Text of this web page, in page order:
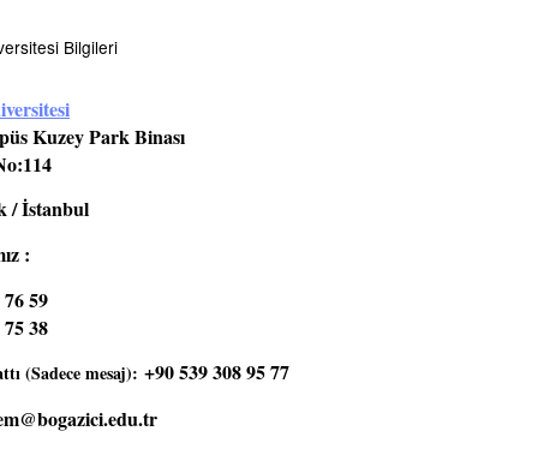
Bilgileri
Kuzey Park Binası
/ İstanbul
:
59
38
(Sadece mesaj): +90 539 308 95 77